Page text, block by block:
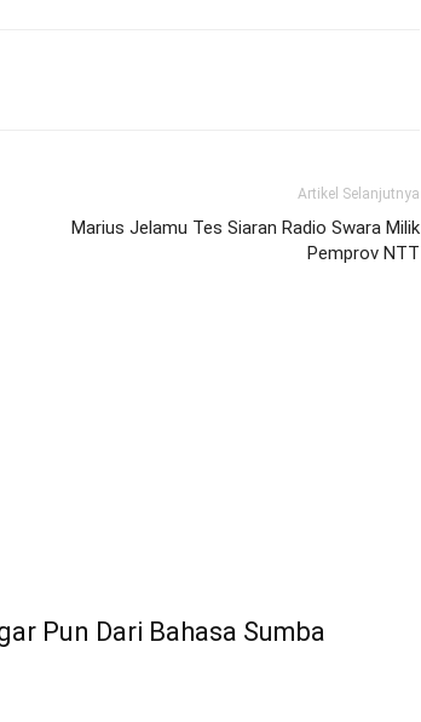
Artikel Selanjutnya
Marius Jelamu Tes Siaran Radio Swara Milik
Pemprov NTT
Pun Dari Bahasa Sumba